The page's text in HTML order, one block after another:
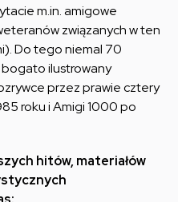
m.in. amigowe
związanych w ten
Do tego niemal 70
bogato ilustrowany
przez prawie cztery
roku i Amigi 1000 po
hitów, materiałów